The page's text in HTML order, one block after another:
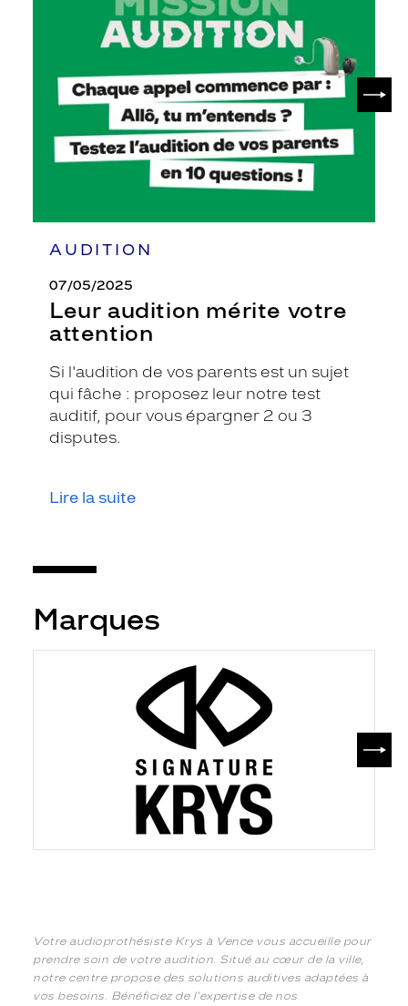
AUDITION
07/05/2025
Leur audition mérite votre
attention
Si l'audition de vos parents est un sujet
qui fâche : proposez leur notre test
auditif, pour vous épargner 2 ou 3
disputes.
Lire la suite
Marques
Votre audioprothésiste Krys à Vence vous accueille pour
prendre soin de votre audition. Situé au cœur de la ville,
notre centre propose des solutions auditives adaptées à
vos besoins. Bénéficiez de l'expertise de nos